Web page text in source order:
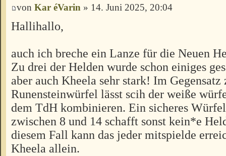
von Kar éVarin » 14. Juni 2025, 20:04
Hallihallo,
auch ich breche ein Lanze für die Neuen
Zu drei der Helden wurde schon einiges
aber auch Kheela sehr stark! Im Gegensatz
Runensteinwürfel lässt scih der weiße
dem TdH kombinieren. Ein sicheres
zwischen 8 und 14 schafft sonst kein*e
diesem Fall kann das jeder mitspielde
Kheela allein.